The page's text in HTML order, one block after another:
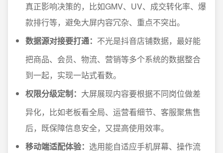
真正影响决策的，比如GMV、UV、成交转化率、爆
款排行等，避免大屏内容冗杂、重点不突出。
数据源对接要打通： 不光是抖音店铺数据，最好能
把商品、会员、物流、营销等多个系统的数据整合
到一起，实现一站式看数。
权限分级定制： 大屏展现内容要根据不同岗位做差
异化，比如老板看全局、运营看细节、客服聚焦售
后，既保障信息安全，又提高使用效率。
移动端适配体验： 选用能自适应手机屏幕、操作流